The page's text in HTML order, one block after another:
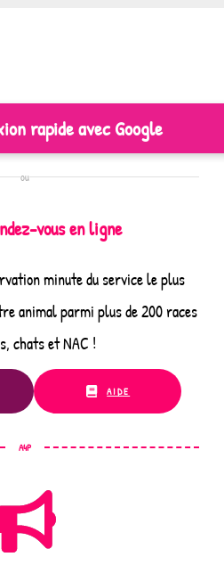
rapide avec Google
ou
vous en ligne
minute du service le plus
animal parmi plus de 200 races
chats et NAC !
AIDE
A4P